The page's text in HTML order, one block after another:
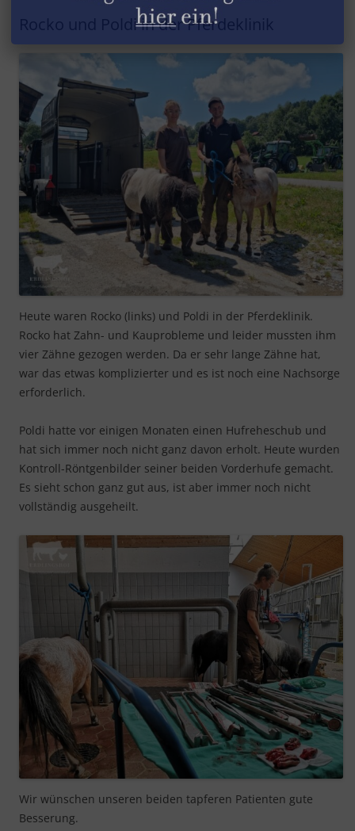
Rocko und Poldi in der Pferdeklinik
Heute waren Rocko (links) und Poldi in der Pferdeklinik.
Rocko hat Zahn- und Kauprobleme und leider mussten ihm
vier Zähne gezogen werden. Da er sehr lange Zähne hat,
war das etwas komplizierter und es ist noch eine Nachsorge
erforderlich.
Poldi hatte vor einigen Monaten einen Hufreheschub und
hat sich immer noch nicht ganz davon erholt. Heute wurden
Kontroll-Röntgenbilder seiner beiden Vorderhufe gemacht.
Es sieht schon ganz gut aus, ist aber immer noch nicht
vollständig ausgeheilt.
Wir wünschen unseren beiden tapferen Patienten gute
Besserung.